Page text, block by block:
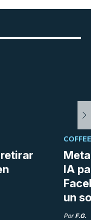
IA
un
Por F.G.